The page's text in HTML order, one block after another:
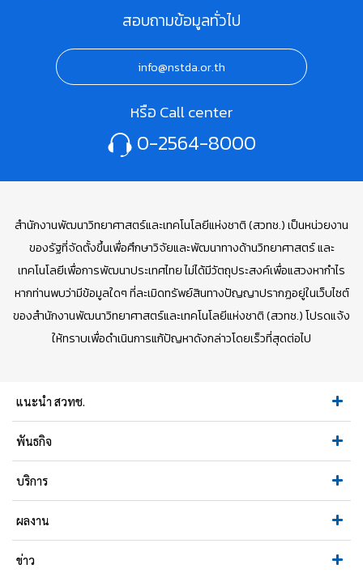
สอบถามข้อมูลทั่วไป
info@nstda.or.th
หรือ Call center
0-2564-8000
สำนักงานพัฒนาวิทยาศาสตร์และเทคโนโลยีแห่งชาติ (สวทช.) เป็นหน่วยงาน
ของรัฐที่จัดตั้งขึ้นเพื่อศึกษาวิจัยและพัฒนาทางด้านวิทยาศาสตร์ และ
เทคโนโลยีเพื่อการพัฒนาประเทศไทย ไม่ได้มีวัตถุประสงค์เพื่อแสวงหากำไร
หากท่านพบว่ามีข้อมูลใดๆ ที่ละเมิดทรัพย์สินทางปัญญาปรากฏอยู่ในเว็บไซต์
ของสำนักงานพัฒนาวิทยาศาสตร์และเทคโนโลยีแห่งชาติ (สวทช.) โปรดแจ้ง
ให้ทราบเพื่อดำเนินการแก้ปัญหาดังกล่าวโดยเร็วที่สุดต่อไป
แนะนำ สวทช.
พันธกิจ
บริการ
ผลงาน
ข่าว